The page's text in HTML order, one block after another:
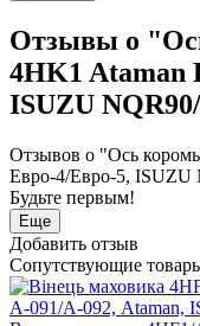
Отзывы о
4HK1 Ataman
ISUZU
Отзывов о "Ось
Евро-4/Евро-5, ISUZU
Будьте первым!
Еще
Добавить отзыв
Сопутствующие